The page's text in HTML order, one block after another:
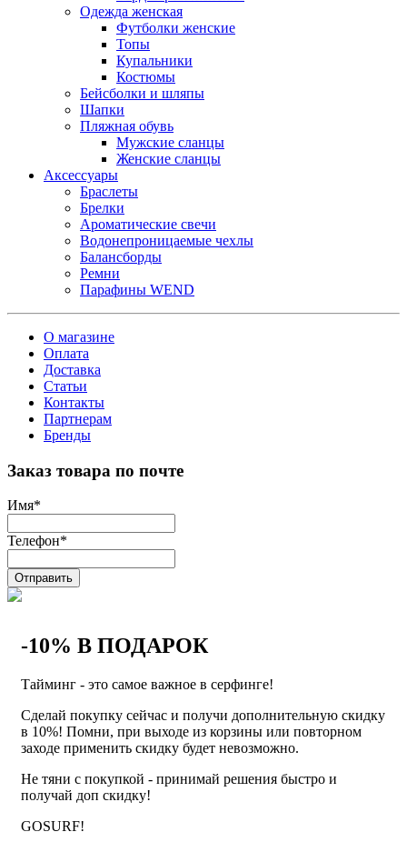
Одежда женская
Футболки женские
Топы
Купальники
Костюмы
Бейсболки и шляпы
Шапки
Пляжная обувь
Мужские сланцы
Женские сланцы
Аксессуары
Браслеты
Брелки
Ароматические свечи
Водонепроницаемые чехлы
Балансборды
Ремни
Парафины WEND
О магазине
Оплата
Доставка
Статьи
Контакты
Партнерам
Бренды
Заказ товара по почте
Имя*
Телефон*
Отправить
-10% В ПОДАРОК
Тайминг - это самое важное в серфинге!
Сделай покупку сейчас и получи дополнительную скидку
в 10%! Помни, при выходе из корзины или повторном
заходе применить скидку будет невозможно.
Не тяни с покупкой - принимай решения быстро и
получай доп скидку!
GOSURF!